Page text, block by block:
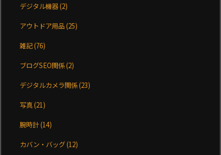
デジタル機器(2)
アウトドア用品(25)
雑記(76)
ブログSEO関係(2)
デジタルカメラ関係(23)
写真(21)
腕時計(14)
カバン・バッグ(12)